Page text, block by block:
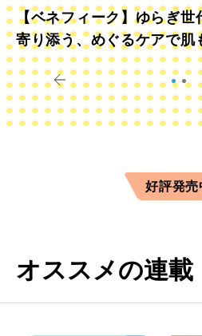
【ベネフィーク】ゆらぎ世
寄り添う、めぐるケアで肌
きに
好評発売
オススメの連載